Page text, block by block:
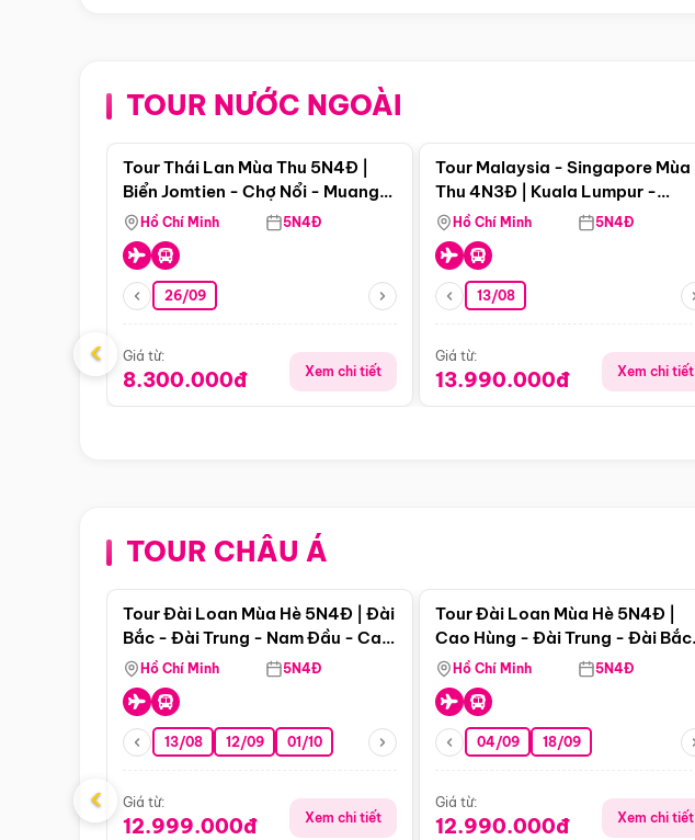
TOUR NƯỚC NGOÀI
Điểm nổi bật
Tour Thái Lan Mùa Thu 5N4Đ |
Biển Jomtien - Chợ Nổi - Muang
Boran - Suanthai
Hồ Chí Minh 5N4Đ
26/09
Giá từ:
8.300.000đ Xem chi tiết
Tour Malaysia - Singapore Mùa
Thu 4N3Đ | Kuala Lumpur -
Malacca - Johor Baru -
Singapore
Hồ Chí Minh 5N4Đ
13/08
Giá từ:
13.990.000đ Xem chi tiết
‹
TOUR CHÂU ÁĐiểm nổi bật
Tour Đài Loan Mùa Hè 5N4Đ | Đài
Bắc - Đài Trung - Nam Đầu - Cao
Hùng ( Bay Vn)
Hồ Chí Minh 5N4Đ
13/08 12/09 01/10
Giá từ:
12.999.000đ Xem chi tiết
Tour Đài Loan Mùa Hè 5N4Đ |
Cao Hùng - Đài Trung - Đài Bắc
(Bay Vj)
Hồ Chí Minh 5N4Đ
04/09 18/09
Giá từ:
12.990.000đ Xem chi tiết
‹